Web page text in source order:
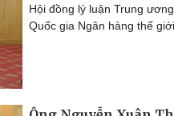
Hội đồng lý luận Trung
Quốc gia Ngân hàng thế